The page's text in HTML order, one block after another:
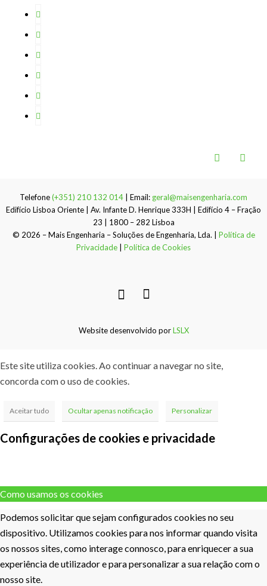
Telefone(+351) 210 132 014 | Email: geral@maisengenharia.com
Edifício Lisboa Oriente | Av. Infante D. Henrique 333H | Edifício 4 – Fração
23 | 1800 – 282 Lisboa
© 2026 – Mais Engenharia – Soluções de Engenharia, Lda. | Política de
Privacidade
Política de Cookies
Website desenvolvido porLSLX
Este site utiliza cookies. Ao continuar a navegar no site,
concorda com o uso de cookies.
Aceitar tudo Ocultar apenas notificação Personalizar
Configurações de cookies e privacidade
Como usamos os cookies
Podemos solicitar que sejam configurados cookies no seu
dispositivo. Utilizamos cookies para nos informar quando visita
os nossos sites, como interage connosco, para enriquecer a sua
experiência de utilizador e para personalizar a sua relação com o
nosso site.